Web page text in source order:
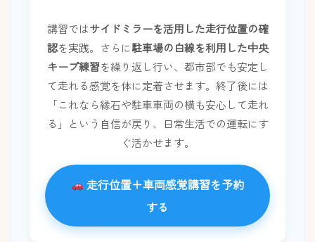
講習ではサイドミラーを活用した走行位置の確
認を実践。さらに駐車場の白線を利用した中央
キープ練習を繰り返し行い、都市部でも安定し
て走れる感覚を体に定着させます。終了後には
「これなら縁石や駐車車両の横も安心して走れ
る」という自信が戻り、日常生活での運転にす
ぐ活かせます。
走行位置＋車両感覚講習を予約
する